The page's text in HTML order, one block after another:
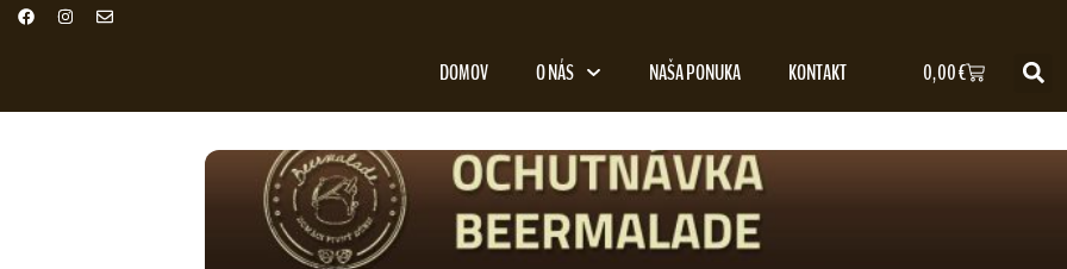
DOMOV O NÁS NAŠA PONUKA KONTAKT 0,00€